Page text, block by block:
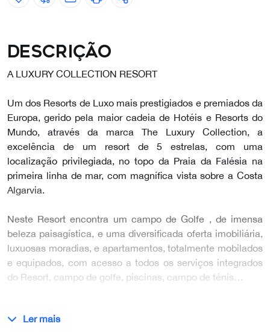
Descrição
A LUXURY COLLECTION RESORT
Um dos Resorts de Luxo mais prestigiados e premiados da
Europa, gerido pela maior cadeia de Hotéis e Resorts do
Mundo, através da marca The Luxury Collection, a
excelência de um resort de 5 estrelas, com uma
localização privilegiada, no topo da Praia da Falésia na
primeira linha de mar, com magnífica vista sobre a Costa
Algarvia.
Neste Resort encontra um campo de Golfe , de imensa
beleza paisagística, e uma diversificada oferta imobiliária,
luxuosas moradias, e apartamentos, totalmente mobilados
e equipados, com acesso a todos os serviços integrados
do Resort, campo de golfe, piscinas, campo de ténis…
Ler mais